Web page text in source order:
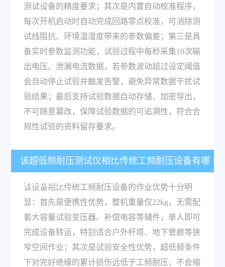
测试设备的精度要求；其次是内置自动校准程序，
每次开机启动时自动完成回路零点校准，可消除测
试线阻抗、环境温湿度带来的参数偏差；第三是具
备实时参数监测功能，试验过程中每秒采集10次输
出电压、泄漏电流数据，若参数波动超过设定阈值
会自动停止试验并触发告警，避免异常数据干扰试
验结果；最后支持试验数据自动存储、加密导出，
不可随意篡改，保障试验数据的可追溯性，符合合
规性试验的资料留存要求。
该超低频耐压测试仪相比传统工频耐压设备有哪
些作业优势？
该设备相比传统工频耐压设备的作业优势十分明
显：首先是便携性优势，整机重量仅22kg，无需配
套大容量试验变压器、补偿电容等辅件，单人即可
完成设备转运，特别适合户外杆塔、地下管廊等狭
窄空间作业；其次是试验安全性优势，超低频条件
下对完好绝缘的累计损伤远低于工频耐压，不会缩